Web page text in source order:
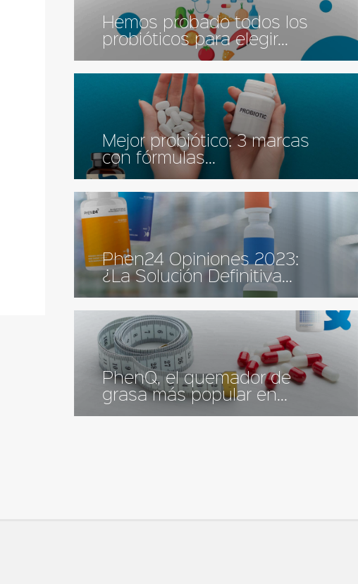
Hemos probado todos los
probióticos para elegir...
Mejor probiótico: 3 marcas
con fórmulas...
Phen24 Opiniones 2023:
¿La Solución Definitiva...
PhenQ, el quemador de
grasa más popular en...